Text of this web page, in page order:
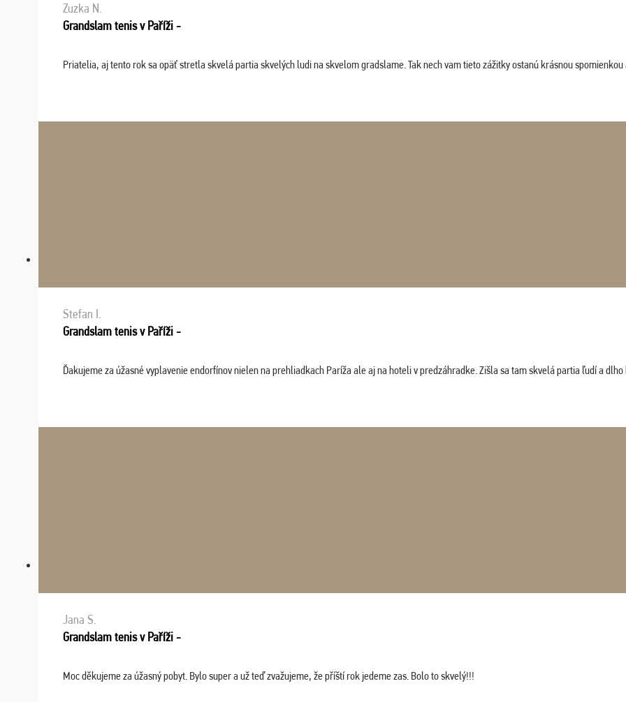
Zuzka N.
Grandslam tenis v Paříži -
Priatelia, aj tento rok sa opäť stretla skvelá partia skvelých ludi na skvelom gradslame. Tak nech vam tieto zážitky ostanú krásnou
Stefan I.
Grandslam tenis v Paříži -
Ďakujeme za úžasné vyplavenie endorfínov nielen na prehliadkach Paríža ale aj na hoteli v predzáhradke. Zišla sa tam skvelá partia ľudí a
Jana S.
Grandslam tenis v Paříži -
Moc děkujeme za úžasný pobyt. Bylo super a už teď zvažujeme, že příští rok jedeme zas. Bolo to skvelý!!!